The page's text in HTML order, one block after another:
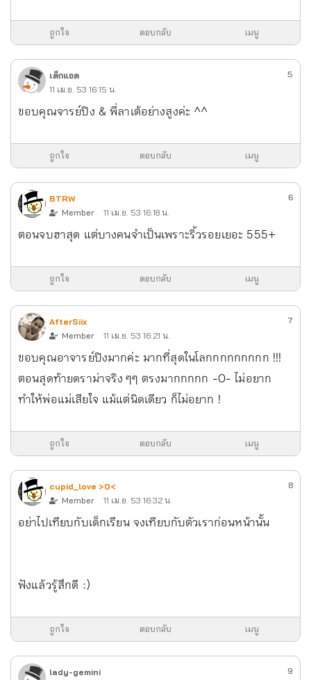
ถูกใจ ตอบกลับ เมนู
เด็กแอด
11 เม.ย. 53 16:15 น.
5
ขอบคุณจารย์ปิง & พี่ลาเต้อย่างสูงค่ะ ^^
ถูกใจ ตอบกลับ เมนู
BTRW
Member
11 เม.ย. 53 16:18 น.
6
ตอนจบฮาสุด แต่บางคนจำเป็นเพราะริ้วรอยเยอะ 555+
ถูกใจ ตอบกลับ เมนู
AfterSiix
Member
11 เม.ย. 53 16:21 น.
7
ขอบคุณอาจารย์ปิงมากค่ะ มากที่สุดในโลกกกกกกกกก !!!
ตอนสุดท้ายดราม่าจริง ๆๆ ตรงมากกกกก -O- ไม่อยาก
ทำให้พ่อแม่เสียใจ แม้แต่นิดเดียว ก็ไม่อยาก !
ถูกใจ ตอบกลับ เมนู
cupid_love >0<
Member
11 เม.ย. 53 16:32 น.
8
อย่าไปเทียบกับเด็กเรียน จงเทียบกับตัวเราก่อนหน้านั้น
ฟังแล้วรู้สึกดี :)
ถูกใจ ตอบกลับ เมนู
lady-gemini
9